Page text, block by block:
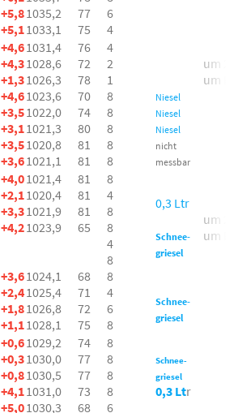
+5,8
+5,1
1035,2
1033,1
77
75
6
4
+4,6
+4,3
+1,3
+4,6
+3,5
+3,1
+3,5
+3,6
1031,4
1028,6
1026,3
1023,6
1022,0
1021,3
1020,8
1021,1
76
72
78
70
74
80
81
81
4
2
1
8
8
8
8
8
Niesel
Niesel
Niesel
nicht
messbar
um 2
um
+4,0
+2,1
+3,3
+4,2
+3,6
+2,4
+1,8
+1,1
1021,4
1020,4
1021,9
1023,9
1024,1
1025,4
1026,8
1028,1
81
81
81
65
68
71
72
75
8
4
8
8
4
8
8
4
6
8
0,3 Ltr
Schnee-
griesel
Schnee-
griesel
um 2
um
+0,6
+0,3
+0,8
+4,1
+5,0
1029,2
1030,0
1030,5
1031,0
1030,3
74
77
77
73
68
8
8
8
8
6
Schnee-
griesel
0,3 Ltr